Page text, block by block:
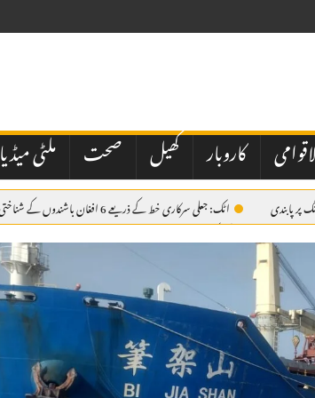
کاروبار کھیل صحت ملٹی میڈیا
اٹک: جعلی سرکاری خط کے ذریعے 6 افغان باشندوں کے شناختی کارڈ بحال کرانے کی کوشش ناکام، مقدمہ درج
ڈمپر کی ٹکر، 38 سالہ موٹرسائیکل سوار جاں بحق